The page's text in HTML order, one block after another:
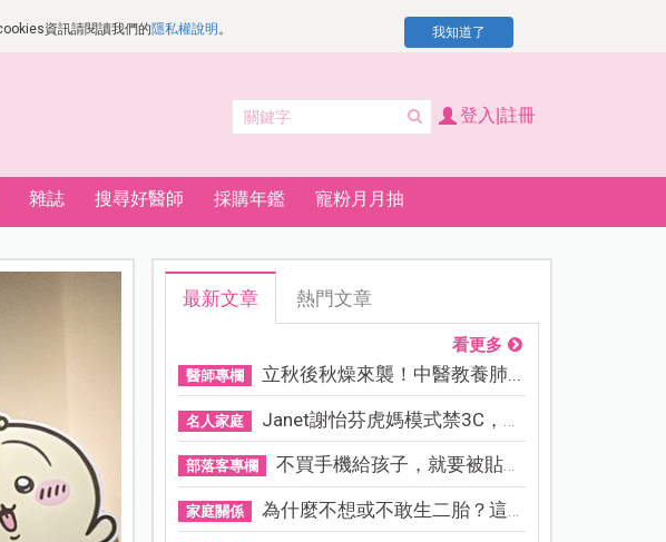
資訊請閱讀我們的隱私權說明 。 我知道了
登入|註冊
雜誌 搜尋好醫師 採購年鑑 寵粉月月抽
最新文章 熱門文章
看更多
醫師專欄 立秋後秋燥來襲！中醫教養肺...
名人家庭 Janet謝怡芬虎媽模式禁3C，看...
部落客專欄 不買手機給孩子，就要被貼「...
家庭關係 為什麼不想或不敢生二胎？這8...